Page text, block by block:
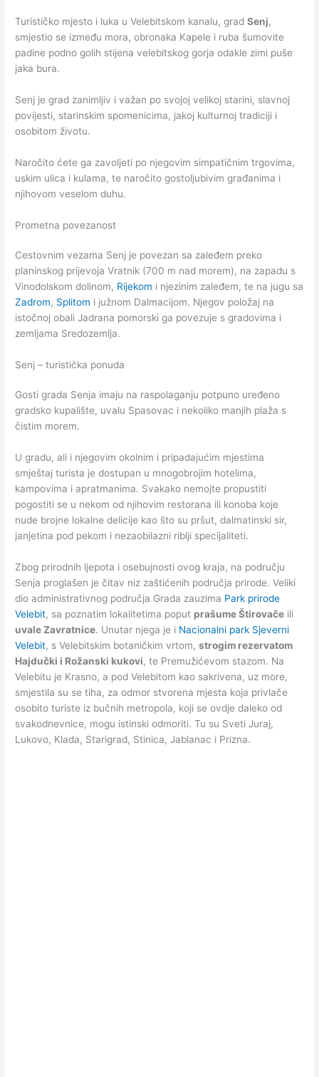
Turističko mjesto i luka u Velebitskom kanalu, gradSenj,
smjestio se između mora, obronaka Kapele i ruba šumovite
padine podno golih stijena velebitskog gorja odakle zimi puše
jaka bura.
Senj je grad zanimljiv i važan po svojoj velikoj starini, slavnoj
povijesti, starinskim spomenicima, jakoj kulturnoj tradiciji i
osobitom životu.
Naročito ćete ga zavoljeti po njegovim simpatičnim trgovima,
uskim ulica i kulama, te naročito gostoljubivim građanima i
njihovom veselom duhu.
Prometna povezanost
Cestovnim vezama Senj je povezan sa zaleđem preko
planinskog prijevoja Vratnik (700 m nad morem), na zapadu s
Vinodolskom dolinom, Rijekom i njezinim zaleđem, te na jugu sa
Zadrom, Splitom i južnom Dalmacijom. Njegov položaj na
istočnoj obali Jadrana pomorski ga povezuje s gradovima i
zemljama Sredozemlja.
Senj – turistička ponuda
Gosti grada Senja imaju na raspolaganju potpuno uređeno
gradsko kupalište, uvalu Spasovac i nekoliko manjih plaža s
čistim morem.
U gradu, ali i njegovim okolnim i pripadajućim mjestima
smještaj turista je dostupan u mnogobrojim hotelima,
kampovima i apratmanima. Svakako nemojte propustiti
pogostiti se u nekom od njihovim restorana ili konoba koje
nude brojne lokalne delicije kao što su pršut, dalmatinski sir,
janjetina pod pekom i nezaobilazni riblji specijaliteti.
Zbog prirodnih ljepota i osebujnosti ovog kraja, na području
Senja proglašen je čitav niz zaštićenih područja prirode. Veliki
dio administrativnog područja Grada zauzima Park prirode
Velebit, sa poznatim lokalitetima poput prašume Štirovače ili
uvale Zavratnice. Unutar njega je i Nacionalni park Sjeverni
Velebit, s Velebitskim botaničkim vrtom,strogim rezervatom
Hajdučki i Rožanski kukovi, te Premužićevom stazom. Na
Velebitu je Krasno, a pod Velebitom kao sakrivena, uz more,
smjestila su se tiha, za odmor stvorena mjesta koja privlače
osobito turiste iz bučnih metropola, koji se ovdje daleko od
svakodnevnice, mogu istinski odmoriti. Tu su Sveti Juraj,
Lukovo, Klada, Starigrad, Stinica, Jablanac i Prizna.